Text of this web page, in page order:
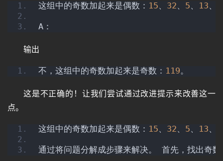
这组中的奇数加起来是偶数： 15、 32、 5、 13、
A：
输出
不，这组中的奇数加起来是奇数： 119。
这是不正确的！让我们尝试通过改进提示来改善这一
点。
这组中的奇数加起来是偶数： 15、 32、 5、 13、
通过将问题分解成步骤来解决。 首先，找出奇